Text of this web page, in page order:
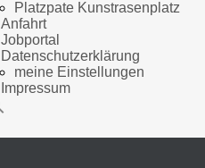
Platzpate Kunstrasenplatz
Anfahrt
Jobportal
Datenschutzerklärung
meine Einstellungen
Impressum